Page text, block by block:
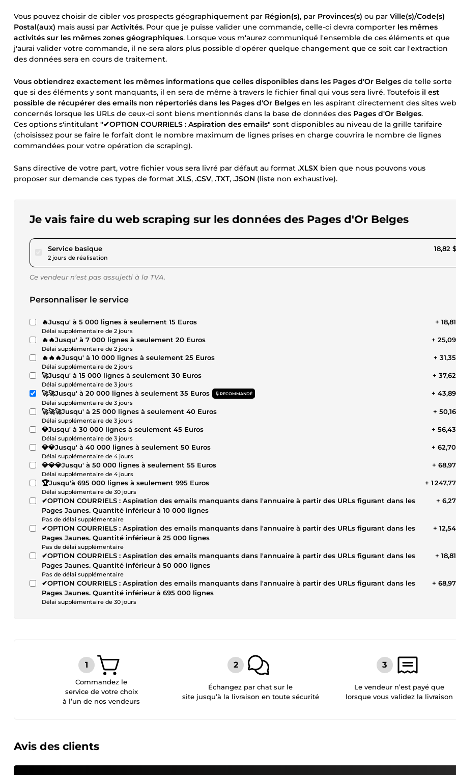
Vous pouvez choisir de cibler vos prospects géographiquement par Région(s), par Provinces(s) ou par Ville(s)/Code(s)
Postal(aux) mais aussi par Activités. Pour que je puisse valider une commande, celle-ci devra comporter les mêmes
activités sur les mêmes zones géographiques. Lorsque vous m'aurez communiqué l'ensemble de ces éléments et que
j'aurai valider votre commande, il ne sera alors plus possible d'opérer quelque changement que ce soit car l'extraction
des données sera en cours de traitement.
Vous obtiendrez exactement les mêmes informations que celles disponibles dans les Pages d'Or Belges de telle sorte
que si des éléments y sont manquants, il en sera de même à travers le fichier final qui vous sera livré. Toutefois il est
possible de récupérer des emails non répertoriés dans les Pages d'Or Belges en les aspirant directement des sites web
concernés lorsque les URLs de ceux-ci sont biens mentionnés dans la base de données des Pages d'Or Belges.
Ces options s'intitulant "✔OPTION COURRIELS : Aspiration des emails" sont disponibles au niveau de la grille tarifaire
(choisissez pour se faire le forfait dont le nombre maximum de lignes prises en charge couvrira le nombre de lignes
commandées pour votre opération de scraping).
Sans directive de votre part, votre fichier vous sera livré par défaut au format .XLSX bien que nous pouvons vous
proposer sur demande ces types de format .XLS, .CSV, .TXT, .JSON (liste non exhaustive).
Je vais faire du web scraping sur les données des Pages d'Or Belges
Service basiquepour 17,34 $US
2 jours de réalisation
18,82
Ce vendeur n’est pas assujetti à la TVA.
Personnaliser le service
🔥Jusqu' à 5 000 lignes à seulement 15 Euros
Délai supplémentaire de 2 jours
+
🔥🔥Jusqu' à 7 000 lignes à seulement 20 Euros
Délai supplémentaire de 2 jours
+
🔥🔥🔥Jusqu' à 10 000 lignes à seulement 25 Euros
Délai supplémentaire de 2 jours
+
🚀Jusqu' à 15 000 lignes à seulement 30 Euros
Délai supplémentaire de 3 jours
+
🚀🚀Jusqu' à 20 000 lignes à seulement 35 Euros RECOMMANDÉ
Délai supplémentaire de 3 jours
+
🚀🚀🚀Jusqu' à 25 000 lignes à seulement 40 Euros
Délai supplémentaire de 3 jours
+
💎Jusqu' à 30 000 lignes à seulement 45 Euros
Délai supplémentaire de 3 jours
+
💎💎Jusqu' à 40 000 lignes à seulement 50 Euros
Délai supplémentaire de 4 jours
+
💎💎💎Jusqu' à 50 000 lignes à seulement 55 Euros
Délai supplémentaire de 4 jours
+
🏆Jusqu'à 695 000 lignes à seulement 995 Euros
Délai supplémentaire de 30 jours
+ 1
✔OPTION COURRIELS : Aspiration des emails manquants dans l'annuaire à partir des URLs figurant dans les
Pages Jaunes. Quantité inférieur à 10 000 lignes
Pas de délai supplémentaire
+
✔OPTION COURRIELS : Aspiration des emails manquants dans l'annuaire à partir des URLs figurant dans les
Pages Jaunes. Quantité inférieur à 25 000 lignes
Pas de délai supplémentaire
+
✔OPTION COURRIELS : Aspiration des emails manquants dans l'annuaire à partir des URLs figurant dans les
Pages Jaunes. Quantité inférieur à 50 000 lignes
Pas de délai supplémentaire
+
✔OPTION COURRIELS : Aspiration des emails manquants dans l'annuaire à partir des URLs figurant dans les
Pages Jaunes. Quantité inférieur à 695 000 lignes
Délai supplémentaire de 30 jours
+
Commandez le
service de votre choix
à l’un de nos vendeurs
Échangez par chat sur le
site jusqu’à la livraison en toute sécurité
Le vendeur n’est payé que
lorsque vous validez la livraison
Avis des clients